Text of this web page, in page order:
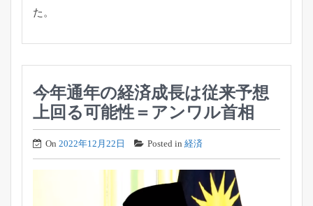
た。
今年通年の経済成長は従来予想
上回る可能性＝アンワル首相
On 2022年12月22日 Posted in 経済